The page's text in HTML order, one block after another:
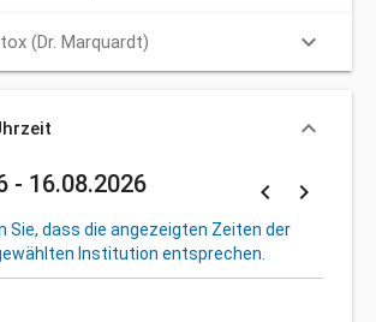
(Dr. Marquardt) keyboard_arrow_down
keyboard_arrow_down
- 16.08.2026
Vorherige
navigate_before Nächste
navigate_next
Sie, dass die angezeigten Zeiten der
Institution entsprechen.